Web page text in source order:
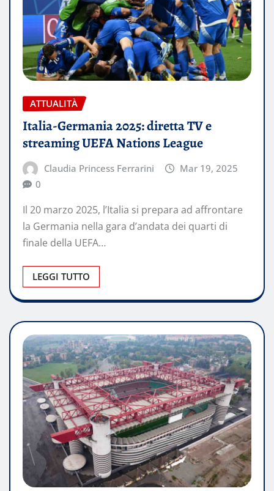
ATTUALITÀ
Italia-Germania 2025: diretta TV e
streaming UEFA Nations League
Claudia Princess Ferrarini
Mar 19, 2025
0
Il 20 marzo 2025, l’Italia si prepara ad affrontare
la Germania nella gara d’andata dei quarti di
finale della UEFA…
LEGGI TUTTO